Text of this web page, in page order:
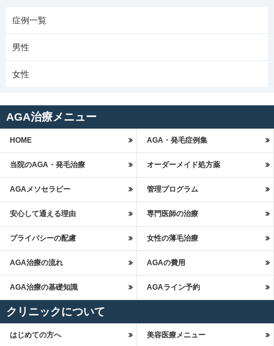
症例一覧
男性
女性
AGA治療メニュー
HOME AGA・発毛症例集
当院のAGA・発毛治療 オーダーメイド処方薬
AGAメソセラピー 管理プログラム
安心して通える理由 専門医師の治療
プライバシーの配慮 女性の薄毛治療
AGA治療の流れ AGAの費用
AGA治療の基礎知識 AGAライン予約
クリニックについて
はじめての方へ 美容医療メニュー